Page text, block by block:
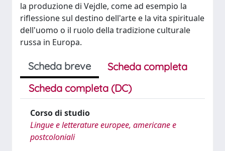
la produzione di Vejdle, come ad esempio la
riflessione sul destino dell'arte e la vita spirituale
dell'uomo o il ruolo della tradizione culturale
russa in Europa.
Scheda breve
Scheda completa
Scheda completa (DC)
Corso di studio
Lingue e letterature europee, americane e
postcoloniali